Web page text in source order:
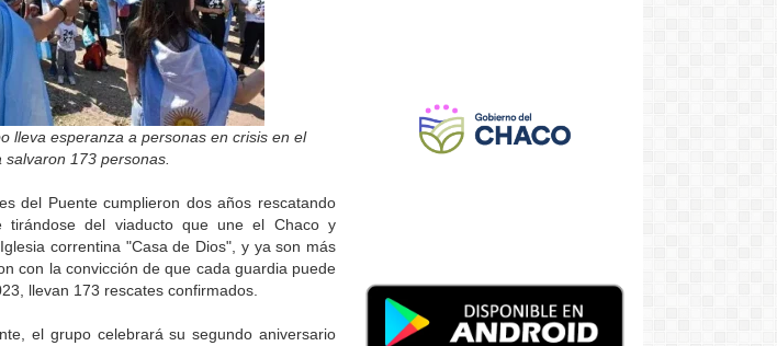
lleva esperanza a personas en crisis en el
173 personas.
del Puente cumplieron dos años rescatando
tirándose del viaducto que une el Chaco y
correntina "Casa de Dios", y ya son más
con la convicción de que cada guardia puede
llevan 173 rescates confirmados.
el grupo celebrará su segundo aniversario